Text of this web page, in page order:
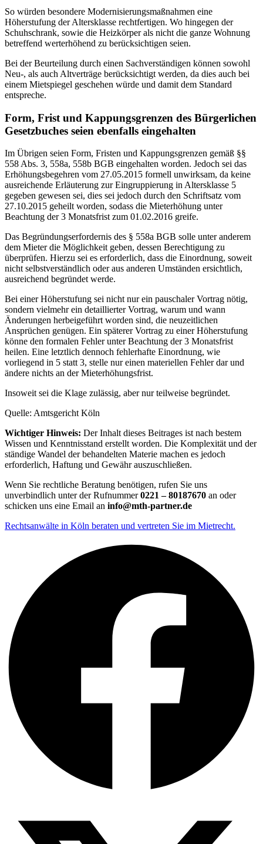
So würden besondere Modernisierungsmaßnahmen eine
Höherstufung der Altersklasse rechtfertigen. Wo hingegen der
Schuhschrank, sowie die Heizkörper als nicht die ganze Wohnung
betreffend werterhöhend zu berücksichtigen seien.
Bei der Beurteilung durch einen Sachverständigen können sowohl
Neu-, als auch Altverträge berücksichtigt werden, da dies auch bei
einem Mietspiegel geschehen würde und damit dem Standard
entspreche.
Form, Frist und Kappungsgrenzen des Bürgerlichen
Gesetzbuches seien ebenfalls eingehalten
Im Übrigen seien Form, Fristen und Kappungsgrenzen gemäß §§
558 Abs. 3, 558a, 558b BGB eingehalten worden. Jedoch sei das
Erhöhungsbegehren vom 27.05.2015 formell unwirksam, da keine
ausreichende Erläuterung zur Eingruppierung in Altersklasse 5
gegeben gewesen sei, dies sei jedoch durch den Schriftsatz vom
27.10.2015 geheilt worden, sodass die Mieterhöhung unter
Beachtung der 3 Monatsfrist zum 01.02.2016 greife.
Das Begründungserfordernis des § 558a BGB solle unter anderem
dem Mieter die Möglichkeit geben, dessen Berechtigung zu
überprüfen. Hierzu sei es erforderlich, dass die Einordnung, soweit
nicht selbstverständlich oder aus anderen Umständen ersichtlich,
ausreichend begründet werde.
Bei einer Höherstufung sei nicht nur ein pauschaler Vortrag nötig,
sondern vielmehr ein detaillierter Vortrag, warum und wann
Änderungen herbeigeführt worden sind, die neuzeitlichen
Ansprüchen genügen. Ein späterer Vortrag zu einer Höherstufung
könne den formalen Fehler unter Beachtung der 3 Monatsfrist
heilen. Eine letztlich dennoch fehlerhafte Einordnung, wie
vorliegend in 5 statt 3, stelle nur einen materiellen Fehler dar und
ändere nichts an der Mieterhöhungsfrist.
Insoweit sei die Klage zulässig, aber nur teilweise begründet.
Quelle: Amtsgericht Köln
Wichtiger Hinweis: Der Inhalt dieses Beitrages ist nach bestem
Wissen und Kenntnisstand erstellt worden. Die Komplexität und der
ständige Wandel der behandelten Materie machen es jedoch
erforderlich, Haftung und Gewähr auszuschließen.
Wenn Sie rechtliche Beratung benötigen, rufen Sie uns
unverbindlich unter der Rufnummer0221 – 80187670 an oder
schicken uns eine Email an info@mth-partner.de
Rechtsanwälte in Köln beraten und vertreten Sie im Mietrecht.